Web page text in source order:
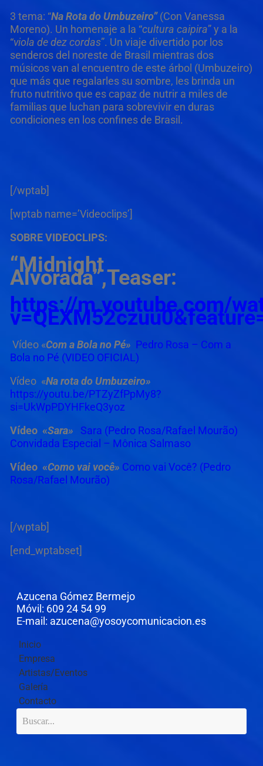
3 tema: “Na Rota do Umbuzeiro”(Con Vanessa
Moreno). Un homenaje a la “cultura caipira” y a la
“viola de dez cordas”. Un viaje divertido por los
senderos del noreste de Brasil mientras dos
músicos van al encuentro de este árbol (Umbuzeiro)
que más que regalarles su sombre, les brinda un
fruto nutritivo que es capaz de nutrir a miles de
familias que luchan para sobrevivir en duras
condiciones en los confines de Brasil.
[/wptab]
[wptab name=’Videoclips’]
SOBRE VIDEOCLIPS:
“Midnight
Alvorada”,Teaser:
https://m.youtube.com/
Vídeo «Com a Bola no Pé» Pedro Rosa – Com a
Bola no Pé (VIDEO OFICIAL)
Vídeo «Na rota do Umbuzeiro»
https://youtu.be/PTZyZfPpMy8?
si=UkWpPDYHFkeQ3yoz
Vídeo «Sara»
Sara (Pedro Rosa/Rafael Mourão)
Convidada Especial – Mônica Salmaso
Vídeo «Como vai você» Como vai Você? (Pedro
Rosa/Rafael Mourão)
[/wptab]
[end_wptabset]
Azucena Gómez Bermejo
Móvil: 609 24 54 99
E-mail: azucena@yosoycomunicacion.es
Inicio
Empresa
Artistas/Eventos
Galería
Contacto